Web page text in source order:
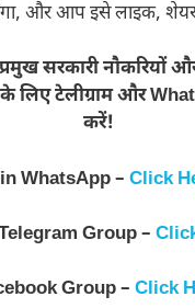
और आप इसे लाइक,
सरकारी नौकरियों
टेलीग्राम और
करें!
WhatsApp – Click
Group –
Group – Click